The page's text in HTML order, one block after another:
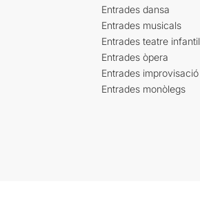
Entrades dansa
Entrades musicals
Entrades teatre infantil
Entrades òpera
Entrades improvisació
Entrades monòlegs